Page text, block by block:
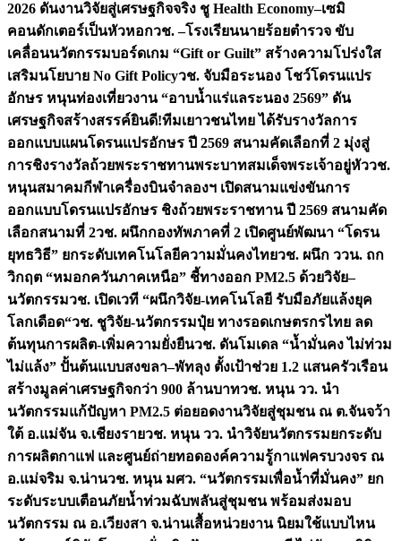
2026 ดันงานวิจัยสู่เศรษฐกิจจริง ชู Health Economy–เซมิ
คอนดักเตอร์เป็นหัวหอกวช. –โรงเรียนนายร้อยตำรวจ ขับ
เคลื่อนนวัตกรรมบอร์ดเกม “Gift or Guilt” สร้างความโปร่งใส
เสริมนโยบาย No Gift Policyวช. จับมือระนอง โชว์โดรนแปร
อักษร หนุนท่องเที่ยวงาน “อาบน้ำแร่แลระนอง 2569” ดัน
เศรษฐกิจสร้างสรรค์ยินดี!ทีมเยาวชนไทย ได้รับรางวัลการ
ออกแบบแผนโดรนแปรอักษร ปี 2569 สนามคัดเลือกที่ 2 มุ่งสู่
การชิงรางวัลถ้วยพระราชทานพระบาทสมเด็จพระเจ้าอยู่หัววช.
หนุนสมาคมกีฬาเครื่องบินจำลองฯ เปิดสนามแข่งขันการ
ออกแบบโดรนแปรอักษร ชิงถ้วยพระราชทาน ปี 2569 สนามคัด
เลือกสนามที่ 2วช. ผนึกกองทัพภาคที่ 2 เปิดศูนย์พัฒนา “โดรน
ยุทธวิธี” ยกระดับเทคโนโลยีความมั่นคงไทยวช. ผนึก ววน. ถก
วิกฤต “หมอกควันภาคเหนือ” ชี้ทางออก PM2.5 ด้วยวิจัย–
นวัตกรรมวช. เปิดเวที “ผนึกวิจัย-เทคโนโลยี รับมือภัยแล้งยุค
โลกเดือด“วช. ชูวิจัย-นวัตกรรมปุ๋ย ทางรอดเกษตรกรไทย ลด
ต้นทุนการผลิต-เพิ่มความยั่งยืนวช. ดันโมเดล “น้ำมั่นคง ไม่ท่วม
ไม่แล้ง” ปั้นต้นแบบสงขลา–พัทลุง ตั้งเป้าช่วย 1.2 แสนครัวเรือน
สร้างมูลค่าเศรษฐกิจกว่า 900 ล้านบาทวช. หนุน วว. นำ
นวัตกรรมแก้ปัญหา PM2.5 ต่อยอดงานวิจัยสู่ชุมชน ณ ต.จันจว้า
ใต้ อ.แม่จัน จ.เชียงรายวช. หนุน วว. นำวิจัยนวัตกรรมยกระดับ
การผลิตกาแฟ และศูนย์ถ่ายทอดองค์ความรู้กาแฟครบวงจร ณ
อ.แม่จริม จ.น่านวช. หนุน มศว. “นวัตกรรมเพื่อน้ำที่มั่นคง” ยก
ระดับระบบเตือนภัยน้ำท่วมฉับพลันสู่ชุมชน พร้อมส่งมอบ
นวัตกรรม ณ อ.เวียงสา จ.น่านเสื้อหน่วยงาน นิยมใช้แบบไหน